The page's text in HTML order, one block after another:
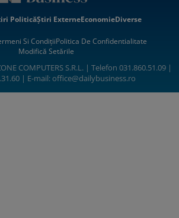
PoliticăȘtiri ExterneEconomieDiverse
Si CondițiiPolitica De Confidentialitate
Modifică Setările
COMPUTERS S.R.L. | Telefon 031.860.51.09 |
| E-mail:office@dailybusiness.ro